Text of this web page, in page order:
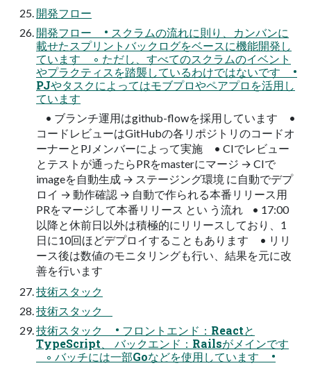
開発フロー
開発フロー • スクラムの流れに則り、カンバンに
載せたスプリントバックログをベースに機能開発し
ています ◦ ただし、すべてのスクラムのイベント
やプラクティスを踏襲しているわけではないです •
PJやタスクによってはモブプロやペアプロを活用し
ています
• ブランチ運用はgithub-flowを採用しています •
コードレビューはGitHubの各リポジトリのコードオ
ーナーとPJメンバーによって実施 • CIでレビュー
とテストが通ったらPRをmasterにマージ → CIで
imageを自動生成 → ステージング環境 に自動でデプ
ロイ → 動作確認 → 自動で作られる本番リリース用
PRをマージして本番リリース とい う流れ • 17:00
以降と休前日以外は積極的にリリースしており、1
日に10回ほどデプロイすることもあります • リリ
ース後は数値のモニタリングも行い、結果を元に改
善を行います
技術スタック
技術スタック
技術スタック • フロントエンド：Reactと
TypeScript、 バックエンド：Railsがメインです
◦ バッチには一部Goなどを使用しています •